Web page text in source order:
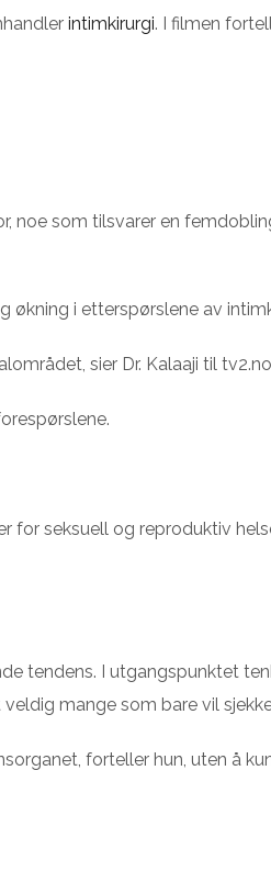
intimkirurgi. I filmen
noe som tilsvarer en
økning i etterspørslene av
sier Dr. Kalaaji til
seksuell og reproduktiv
tendens. I utgangspunktet
mange som bare vil
forteller hun, uten å